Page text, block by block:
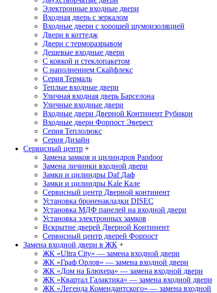
Электронные входные двери
Входная дверь с зеркалом
Входные двери с хорошей шумоизоляцией
Двери в коттедж
Двери с терморазрывом
Дешевые входные двери
С ковкой и стеклопакетом
С наполнением Скайфлекс
Серия Термаль
Теплые входные двери
Уличная входная дверь Барселона
Уличные входные двери
Входные двери Дверной Континент Рубикон
Входные двери Форпост Эверест
Серия Теплолюкс
Серия Дизайн
Сервисный центр +
Замена замков и цилиндров Pandoor
Замена личинки входной двери
Замки и цилиндры Daf Даф
Замки и цилиндры Kale Кале
Сервисный центр Дверной континент
Установка броненакладки DISEC
Установка МДФ панелей на входной двери
Установка электронных замков
Вскрытие дверей Дверной Континент
Сервисный центр дверей Форпост
Замена входной двери в ЖК +
ЖК «Ultra City» — замена входной двери
ЖК «Граф Орлов» — замена входной двери
ЖК «Дом на Блюхера» — замена входной двери
ЖК «Квартал Галактика» — замена входной двери
ЖК «Легенда Комендантского» — замена входной